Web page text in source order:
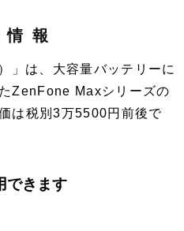
報
」は、大容量バッテリーに
ZenFone Maxシリーズの
は税別3万5500円前後で
できます